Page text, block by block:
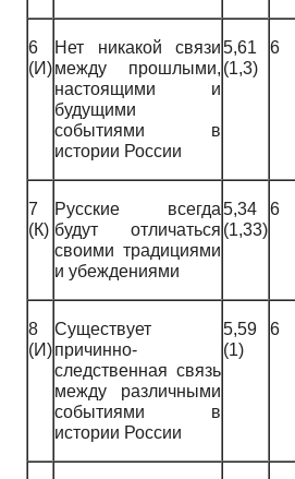
6
(И)
Нет никакой связи
между прошлыми,
настоящими и
будущими
событиями в
истории России
5,61
(1,3)
6
7
(К)
Русские всегда
будут отличаться
своими традициями
и убеждениями
5,34
(1,33)
6
8
(И)
Существует
причинно-
следственная связь
между различными
событиями в
истории России
5,59
(1)
6